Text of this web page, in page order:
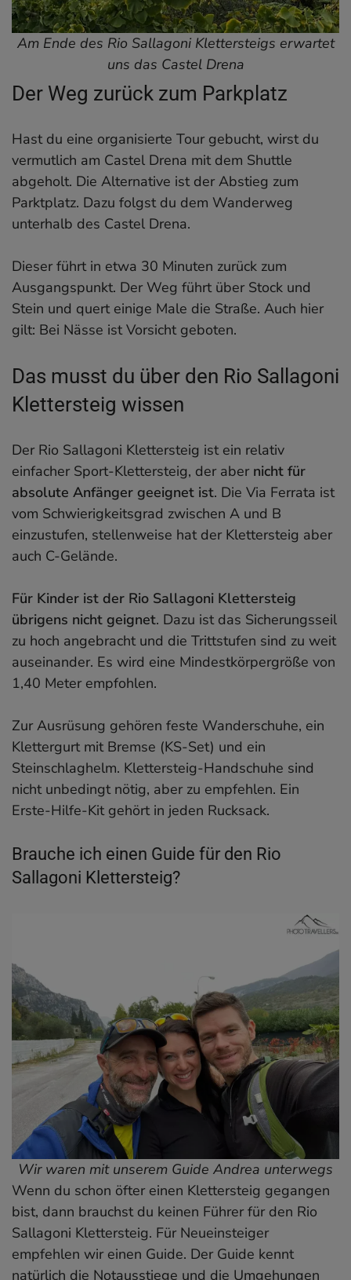
Am Ende des Rio Sallagoni Klettersteigs erwartet
uns das Castel Drena
Der Weg zurück zum Parkplatz
Hast du eine organisierte Tour gebucht, wirst du
vermutlich am Castel Drena mit dem Shuttle
abgeholt. Die Alternative ist der Abstieg zum
Parktplatz. Dazu folgst du dem Wanderweg
unterhalb des Castel Drena.
Dieser führt in etwa 30 Minuten zurück zum
Ausgangspunkt. Der Weg führt über Stock und
Stein und quert einige Male die Straße. Auch hier
gilt: Bei Nässe ist Vorsicht geboten.
Das musst du über den Rio Sallagoni
Klettersteig wissen
Der Rio Sallagoni Klettersteig ist ein relativ
einfacher Sport-Klettersteig, der aber nicht für
absolute Anfänger geeignet ist. Die Via Ferrata ist
vom Schwierigkeitsgrad zwischen A und B
einzustufen, stellenweise hat der Klettersteig aber
auch C-Gelände.
Für Kinder ist der Rio Sallagoni Klettersteig
übrigens nicht geignet. Dazu ist das Sicherungsseil
zu hoch angebracht und die Trittstufen sind zu weit
auseinander. Es wird eine Mindestkörpergröße von
1,40 Meter empfohlen.
Zur Ausrüsung gehören feste Wanderschuhe, ein
Klettergurt mit Bremse (KS-Set) und ein
Steinschlaghelm. Klettersteig-Handschuhe sind
nicht unbedingt nötig, aber zu empfehlen. Ein
Erste-Hilfe-Kit gehört in jeden Rucksack.
Brauche ich einen Guide für den Rio
Sallagoni Klettersteig?
Wir waren mit unserem Guide Andrea unterwegs
Wenn du schon öfter einen Klettersteig gegangen
bist, dann brauchst du keinen Führer für den Rio
Sallagoni Klettersteig. Für Neueinsteiger
empfehlen wir einen Guide. Der Guide kennt
natürlich die Notausstiege und die Umgehungen